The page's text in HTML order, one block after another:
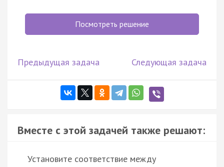
Посмотреть решение
Предыдущая задача Следующая задача
Вместе с этой задачей также решают:
Установите соответствие между